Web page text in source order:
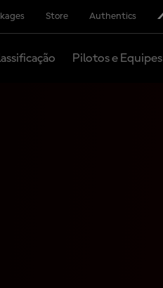
Store Authentics
Pilotos e Equipes